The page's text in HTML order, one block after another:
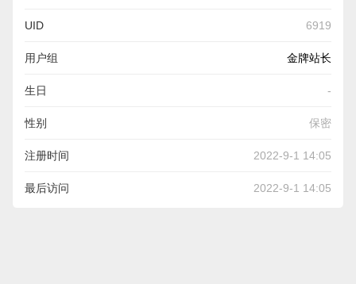
UID 6919
用户组 金牌站长
生日 -
性别 保密
注册时间 2022-9-1 14:05
最后访问 2022-9-1 14:05